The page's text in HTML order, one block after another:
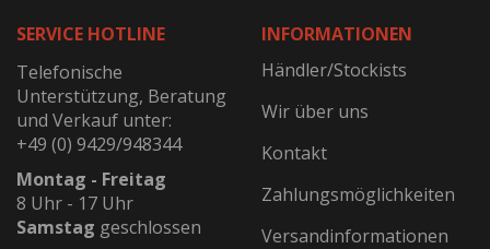
SERVICE HOTLINE
Telefonische
Unterstützung, Beratung
und Verkauf unter:
+49 (0) 9429/948344
Montag - Freitag
8 Uhr - 17 Uhr
Samstag geschlossen
INFORMATIONEN
Händler/Stockists
Wir über uns
Kontakt
Zahlungsmöglichkeiten
Versandinformationen